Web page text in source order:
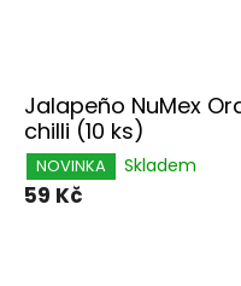
Jalapeño NuMex
chilli (10 ks)
NOVINKA Skladem
59 Kč